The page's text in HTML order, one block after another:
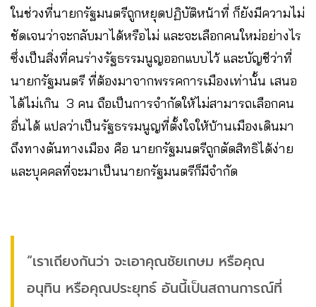
ในช่วงที่นายกรัฐมนตรีถูกหยุดปฏิบัติหน้าที่ ก็ยังมีความไม่
ชัดเจนว่าจะกลับมาได้หรือไม่ และจะเลือกคนใหม่อย่างไร
ซึ่งเป็นสิ่งที่คนร่างรัฐธรรมนูญออกแบบไว้ และบัญชีว่าที่
นายกรัฐมนตรี ที่ต้องมาจากพรรคการเมืองเท่านั้น เสนอ
ได้ไม่เกิน 3 คน ถือเป็นการจำกัดให้ไม่สามารถเลือกคน
อื่นได้ แปลว่าเป็นรัฐธรรมนูญที่ตั้งใจให้บ้านเมืองเดินมา
ถึงทางตันทางเมือง คือ นายกรัฐมนตรีถูกตัดสิทธิได้ง่าย
และบุคคลที่จะมาเป็นนายกรัฐมนตรีก็มีจำกัด
“เราเถียงกันว่า จะเอาคุณชัยเกษม หรือคุณ
อนุทิน หรือคุณประยุทธ์ อันนี้เป็นสถานการณ์ที่